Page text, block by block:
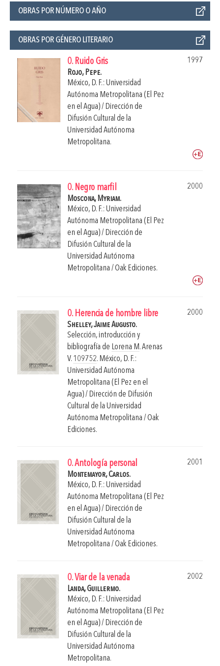
OBRAS POR NÚMERO O AÑO
OBRAS POR GÉNERO LITERARIO
0. Ruido Gris
1997
Rojo, Pepe.
México, D. F.: Universidad
Autónoma Metropolitana (El Pez
en el Agua) / Dirección de
Difusión Cultural de la
Universidad Autónoma
Metropolitana.
0. Negro marfil
2000
Moscona, Myriam.
México, D. F.: Universidad
Autónoma Metropolitana (El Pez
en el Agua) / Dirección de
Difusión Cultural de la
Universidad Autónoma
Metropolitana / Oak Ediciones.
0. Herencia de hombre libre
2000
Shelley, Jaime Augusto.
Selección, introducción y
bibliografía de Lorena M. Arenas
V. 109752. México, D. F.:
Universidad Autónoma
Metropolitana (El Pez en el
Agua) / Dirección de Difusión
Cultural de la Universidad
Autónoma Metropolitana / Oak
Ediciones.
0. Antología personal
2001
Montemayor, Carlos.
México, D. F.: Universidad
Autónoma Metropolitana (El Pez
en el Agua) / Dirección de
Difusión Cultural de la
Universidad Autónoma
Metropolitana / Oak Ediciones.
0. Viar de la venada
2002
Landa, Guillermo.
México, D. F.: Universidad
Autónoma Metropolitana (El Pez
en el Agua) / Dirección de
Difusión Cultural de la
Universidad Autónoma
Metropolitana.